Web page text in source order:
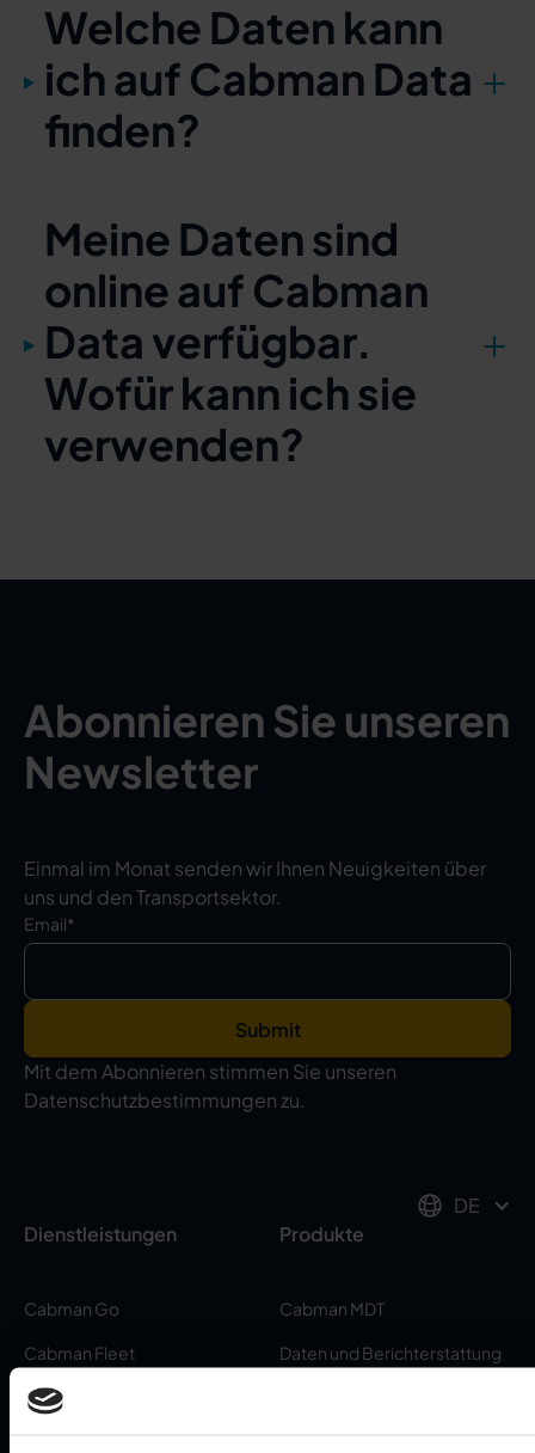
Welche Daten kann
ich auf Cabman Data
finden?
Meine Daten sind
online auf Cabman
Data verfügbar.
Wofür kann ich sie
verwenden?
Abonnieren Sie unseren
Newsletter
Einmal im Monat senden wir Ihnen Neuigkeiten über
uns und den Transportsektor.
Email*
Mit dem Abonnieren stimmen Sie unseren
Datenschutzbestimmungen zu.
DE
Dienstleistungen
Cabman Go
Cabman Fleet
Gesetzgebung
Produkte
Cabman MDT
Daten und Berichterstattung